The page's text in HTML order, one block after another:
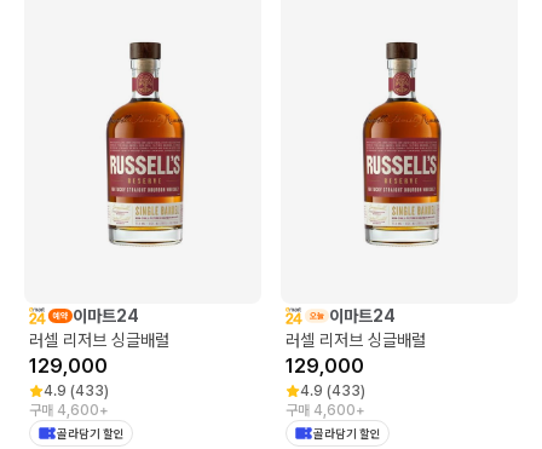
이마트24
러셀 리저브 싱글배럴
129,000
4.9 (433)
구매 4,600+
골라담기 할인
이마트24
러셀 리저브 싱글배럴
129,000
4.9 (433)
구매 4,600+
골라담기 할인